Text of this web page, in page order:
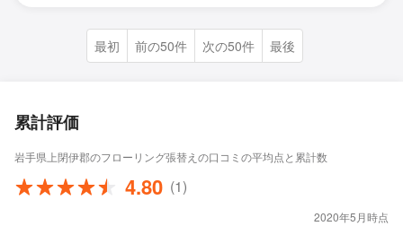
最初 前の50件 次の50件 最後
累計評価
岩手県上閉伊郡のフローリング張替えの口コミの平均点と累計数
4.80 (1)
2020年5月時点